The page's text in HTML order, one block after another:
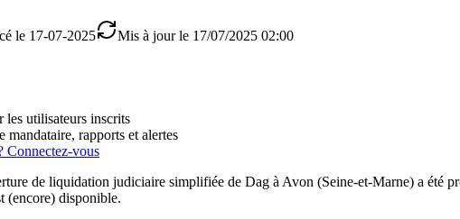
le 17-07-2025 Mis à jour le 17/07/2025 02:00
les utilisateurs inscrits
rapports et alertes
Connectez-vous
de liquidation judiciaire simplifiée de Dag à Avon (Seine-et-Marne) a été
(encore) disponible.